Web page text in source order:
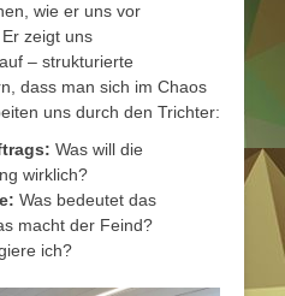
wie er uns vor
zeigt uns
– strukturierte
dass man sich im Chaos
uns durch den Trichter:
Was will die
wirklich?
Was bedeutet das
macht der Feind?
ich?